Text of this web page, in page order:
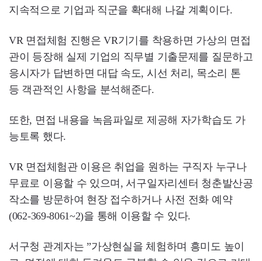
지속적으로 기업과 직군을 확대해 나갈 계획이다.
VR 면접체험 진행은 VR기기를 착용하면 가상의 면접
관이 등장해 실제 기업의 직무별 기출문제를 질문하고
응시자가 답변하면 대답 속도, 시선 처리, 목소리 톤
등 객관적인 사항을 분석해준다.
또한, 면접 내용을 녹음파일로 제공해 자가학습도 가
능토록 했다.
VR 면접체험관 이용은 취업을 원하는 구직자 누구나
무료로 이용할 수 있으며, 서구일자리센터 청춘발산공
작소를 방문하여 현장 접수하거나 사전 전화 예약
(062-369-8061~2)을 통해 이용할 수 있다.
서구청 관계자는 ”가상현실을 체험하며 흥미도 높이